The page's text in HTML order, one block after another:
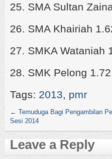
25. SMA Sultan
26. SMA Khairiah
27. SMKA Wataniah
28. SMK Pelong 1.72
Tags: 2013, pmr
← Temuduga Bagi Pengambilan
Sesi 2014
Leave a Reply